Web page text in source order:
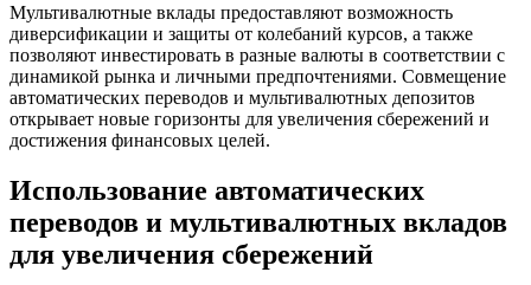
Мультивалютные вклады предоставляют возможность
диверсификации и защиты от колебаний курсов, а также
позволяют инвестировать в разные валюты в соответствии с
динамикой рынка и личными предпочтениями. Совмещение
автоматических переводов и мультивалютных депозитов
открывает новые горизонты для увеличения сбережений и
достижения финансовых целей.
Использование автоматических
переводов и мультивалютных вкладов
для увеличения сбережений